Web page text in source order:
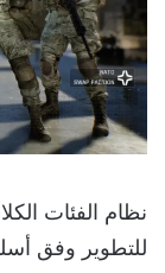
نظام الفئات
للتطوير وفق